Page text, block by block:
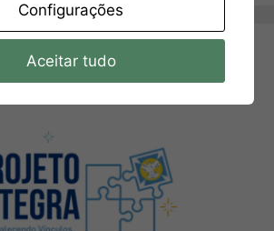
Configurações
Aceitar tudo